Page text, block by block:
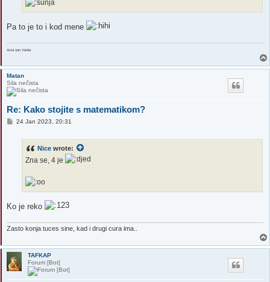
Pa to je to i kod mene
Acta non Verba
Matan
Sila nečista
Re: Kako stojite s matematikom?
P24 Jan 2023, 20:31
Nice wrote:
Zna se, 4 je
Ko je reko
Zasto konja tuces sine, kad i drugi cura ima..
TAFKAP
Forum [Bot]